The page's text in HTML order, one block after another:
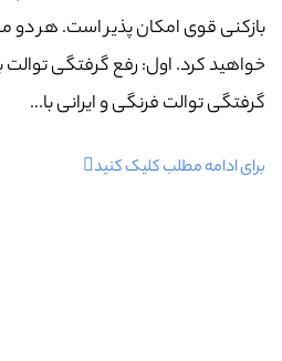
بازکنی قوی امکان پذیر است. هر دو
خواهید کرد. اول: رفع گرفتگی توالت
گرفتگی توالت فرنگی و ایرانی با...
برای ادامه مطلب کلیک کنید